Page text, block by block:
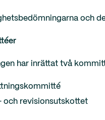
och
har inrättat två
och revisionsutskottet